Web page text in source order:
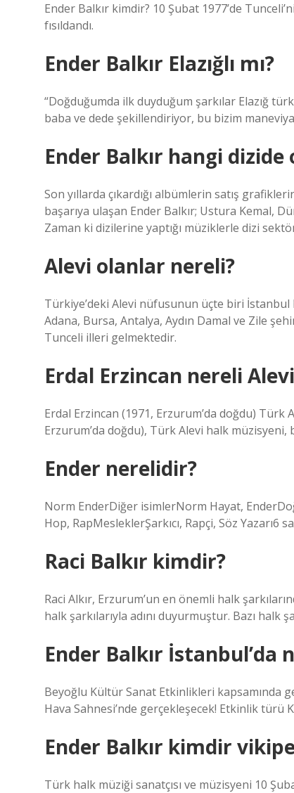
Ender Balkır kimdir? 10 Şubat 1977’de
fısıldandı.
Ender Balkır Elazığlı mı?
“Doğduğumda ilk duyduğum şarkılar Elazığ
baba ve dede şekillendiriyor, bu bizim
Ender Balkır hangi dizide
Son yıllarda çıkardığı albümlerin satış
başarıya ulaşan Ender Balkır; Ustura Kemal,
Zaman ki dizilerine yaptığı müziklerle dizi
Alevi olanlar nereli?
Türkiye’deki Alevi nüfusunun üçte biri
Adana, Bursa, Antalya, Aydın Damal ve Zile
Tunceli illeri gelmektedir.
Erdal Erzincan nereli
Erdal Erzincan (1971, Erzurum’da doğdu) Türk
Erzurum’da doğdu), Türk Alevi halk müzisyeni,
Ender nerelidir?
Norm EnderDiğer isimlerNorm Hayat,
Hop, RapMesleklerŞarkıcı, Rapçi, Söz Yazarı6
Raci Balkır kimdir?
Raci Alkır, Erzurum’un en önemli halk
halk şarkılarıyla adını duyurmuştur. Bazı halk
Ender Balkır İstanbul’da
Beyoğlu Kültür Sanat Etkinlikleri kapsamında
Hava Sahnesi’nde gerçekleşecek! Etkinlik türü
Ender Balkır kimdir
Türk halk müziği sanatçısı ve müzisyeni 10